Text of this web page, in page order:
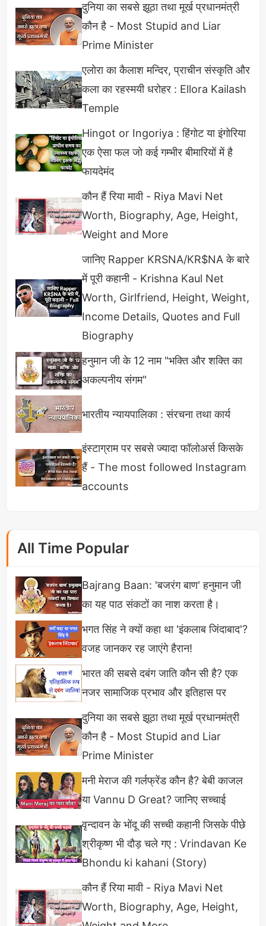
मजबूती प्रदान करता है और उन्हें टूटने से रोकता है।प्याज का
रस सीधे अपने बालों में लगाने की बजाय इसे नारियल तेल और
सरसों तेल के साथ उबाल कर (धीमी आंच) लगाने से यह
डायल्यूट हो जाता है इससे आपके Scalp (शिर की ऊपरी
चमड़ी) पर खुजली और रैशेस नही होते हैं। लाल प्याज ज्यादा
फायदेमंद होता है यह बाल लंबे करने में मदद करता है।
अलसी के बीज
अलसी के बीज जितने स्किन के लिए फायदेमंद हैं उतना ही
जेल बालों और त्वचा पर लगाया जाता है। इसमे विटामिन-E,
विटामिन-बी1,Omega-3,कॉपर, मैंगनीज और ढेरों माइक्रो
न्यूट्रिएंट भरपूर मात्रा में पाए जाते हैं जो बालों के फॉलिकल को
चावल का पानी
फरमेंट चावल(तब तक रखा रहने दें जब तक खमीर न लग जाए)
का पानी आप अपने बालों में टोनर के रूप में उपयोग कर सकते
हैं। चावल को रात भर कम से कम 1 दिन या ज्यादा से ज्यादा 3
दिन तक भिगोकर इसे आर्द्र तापमान पर रखें जिससे यह जल्दी
फरमेंट हो जाएगा। यह आपके बालों को Smoothy, Silky,
औऱ लंबा बनाता है, आप पके हुए चावल का इस्तेमाल हेयर पैक के
रूप में कर सकते हैं।
यह भी पढ़ें:
दुनिया का सबसे झूठा तथा मूर्ख प्रधानमंत्री
कौन है - Most Stupid and Liar
Prime Minister
एलोरा का कैलाश मन्दिर, प्राचीन संस्कृति और
कला का रहस्मयी धरोहर : Ellora Kailash
Temple
Hingot or Ingoriya : हिंगोट या इंगोरिया
एक ऐसा फल जो कई गम्भीर बीमारियों में है
फायदेमंद
कौन हैं रिया मावी - Riya Mavi Net
Worth, Biography, Age, Height,
Weight and More
जानिए Rapper KRSNA/KR$NA के बारे
में पूरी कहानी - Krishna Kaul Net
Worth, Girlfriend, Height, Weight,
Income Details, Quotes and Full
Biography
हनुमान जी के 12 नाम "भक्ति और शक्ति का
अकल्पनीय संगम"
भारतीय न्यायपालिका : संरचना तथा कार्य
इंस्टाग्राम पर सबसे ज्यादा फॉलोअर्स किसके
हैं - The most followed Instagram
accounts
All Time Popular
Bajrang Baan: 'बजरंग बाण' हनुमान जी
का यह पाठ संकटों का नाश करता है।
भगत सिंह ने क्यों कहा था 'इंकलाब जिंदाबाद'?
वजह जानकर रह जाएंगे हैरान!
भारत की सबसे दबंग जाति कौन सी है? एक
नजर सामाजिक प्रभाव और इतिहास पर
दुनिया का सबसे झूठा तथा मूर्ख प्रधानमंत्री
कौन है - Most Stupid and Liar
Prime Minister
मनी मेराज की गर्लफ्रेंड कौन है? बेबी काजल
या Vannu D Great? जानिए सच्चाई
वृन्दावन के भोंदू की सच्ची कहानी जिसके पीछे
श्रीकृष्ण भी दौड़ चले गए : Vrindavan Ke
Bhondu ki kahani (Story)
कौन हैं रिया मावी - Riya Mavi Net
Worth, Biography, Age, Height,